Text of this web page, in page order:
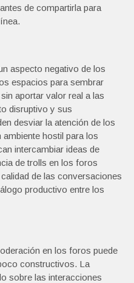
de compartirla para
aspecto negativo de los
espacios para sembrar
aportar valor real a las
disruptivo y sus
desviar la atención de los
hostil para los
intercambiar ideas de
de trolls en los foros
de las conversaciones
productivo entre los
en los foros puede
constructivos. La
sobre las interacciones